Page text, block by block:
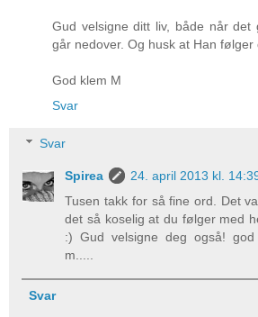
Gud velsigne ditt liv, både når
går nedover. Og husk at Han følger
God klem M
Svar
Svar
Spirea
24. april 2013 kl.
Tusen takk for så fine ord. Det
det så koselig at du følger med
:) Gud velsigne deg også!
m.....
Svar